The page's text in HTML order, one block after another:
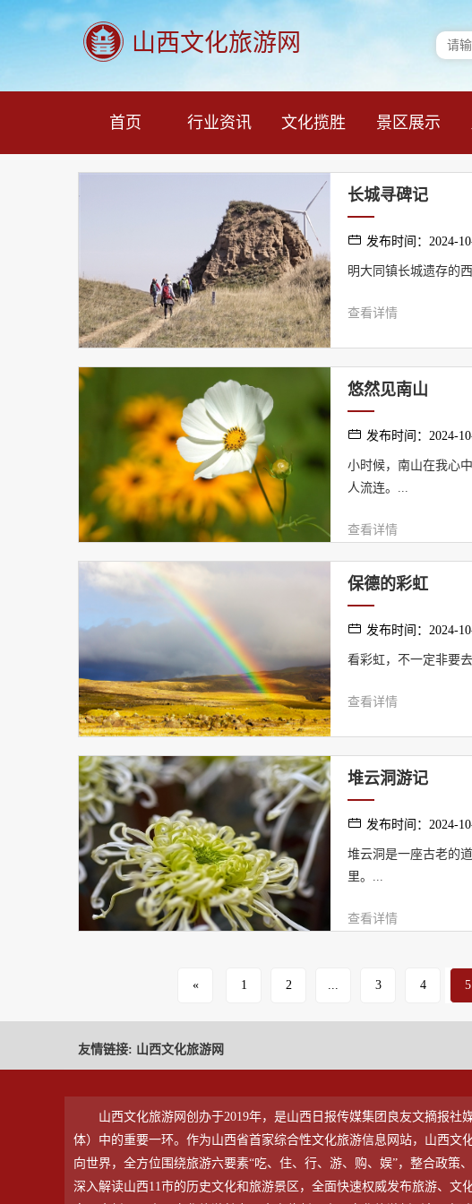
山西文化旅游网
首页 行业资讯 文化揽胜 景区展示
长城寻碑记
发布时间：2024-
明大同镇长城遗存的
查看详情
悠然见南山
发布时间：2024-
小时候，南山在我心
人流连。...
查看详情
保德的彩虹
发布时间：2024-
看彩虹，不一定非要
查看详情
堆云洞游记
发布时间：2024-
堆云洞是一座古老的
里。...
查看详情
« 1 2 ... 3 4 5
友情链接: 山西文化旅游网
山西文化旅游网创办于2019年，是山西日报传媒集团良友文摘报社
体）中的重要一环。作为山西省首家综合性文化旅游信息网站，山西文
向世界，全方位围绕旅游六要素“吃、住、行、游、购、娱”，整合政策
深入解读山西11市的历史文化和旅游景区，全面快速权威发布旅游、文